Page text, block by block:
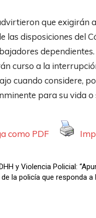
que exigirán
las disposiciones del
curso a la
cuando considere,
para su vida o
como PDF
y Violencia Policial:
la policía que responda a